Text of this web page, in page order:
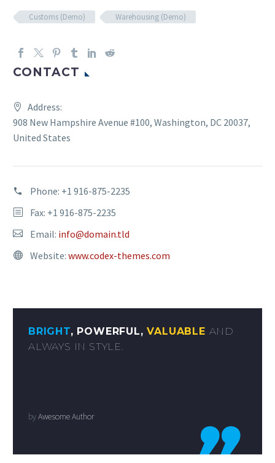
Customs (Demo) Warehousing (Demo)
CONTACT
Address:
908 New Hampshire Avenue #100, Washington, DC 20037,
United States
Phone: +1 916-875-2235
Fax: +1 916-875-2235
Email: info@domain.tld
Website: www.codex-themes.com
BRIGHT, POWERFUL,VALUABLE AND
ALWAYS IN STYLE.
byAwesome Author
